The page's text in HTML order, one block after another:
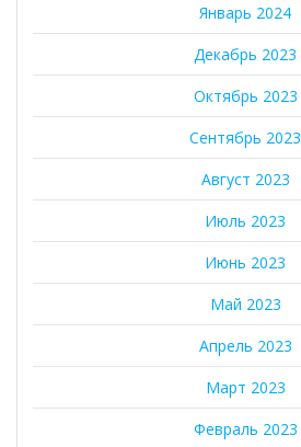
Январь 2024
Декабрь 2023
Октябрь 2023
Сентябрь 2023
Август 2023
Июль 2023
Июнь 2023
Май 2023
Апрель 2023
Март 2023
Февраль 2023